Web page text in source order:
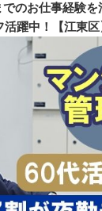
のお仕事経験
躍中！【江東区